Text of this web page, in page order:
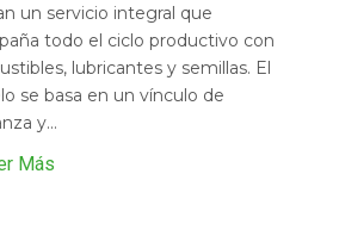
un servicio integral que
todo el ciclo productivo con
lubricantes y semillas. El
se basa en un vínculo de
y...
Más